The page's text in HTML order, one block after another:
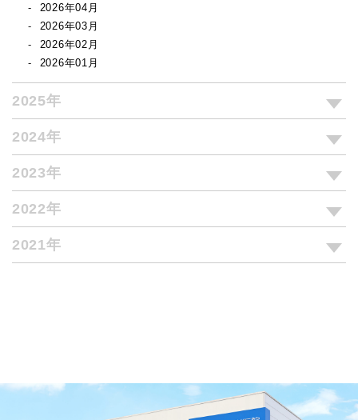
2026年04月
2026年03月
2026年02月
2026年01月
2025年
2024年
2023年
2022年
2021年